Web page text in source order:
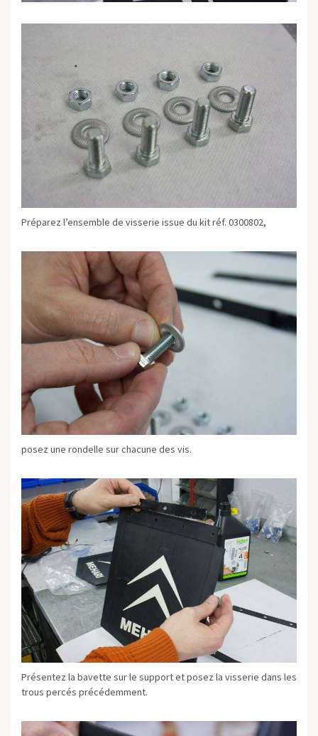
Préparez l’ensemble de visserie issue du kit réf. 0300802,
posez une rondelle sur chacune des vis.
Présentez la bavette sur le support et posez la visserie dans les
trous percés précédemment.